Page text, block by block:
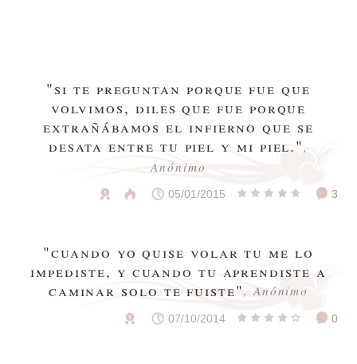
"si te preguntan porque fue que
volvimos, diles que fue porque
extrañábamos el infierno que se
desata entre tu piel y mi piel.",
Anónimo
05/01/2015 3
"cuando yo quise volar tu me lo
impediste, y cuando tu aprendiste a
caminar solo te fuiste", Anónimo
07/10/2014 0